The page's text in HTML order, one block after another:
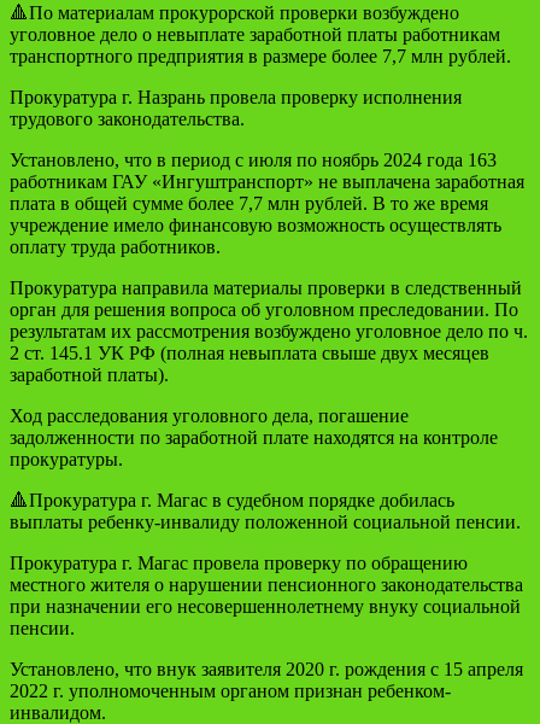
🔺По материалам прокурорской проверки возбуждено
уголовное дело о невыплате заработной платы работникам
транспортного предприятия в размере более 7,7 млн рублей.
Прокуратура г. Назрань провела проверку исполнения
трудового законодательства.
Установлено, что в период с июля по ноябрь 2024 года 163
работникам ГАУ «Ингуштранспорт» не выплачена заработная
плата в общей сумме более 7,7 млн рублей. В то же время
учреждение имело финансовую возможность осуществлять
оплату труда работников.
Прокуратура направила материалы проверки в следственный
орган для решения вопроса об уголовном преследовании. По
результатам их рассмотрения возбуждено уголовное дело по ч.
2 ст. 145.1 УК РФ (полная невыплата свыше двух месяцев
заработной платы).
Ход расследования уголовного дела, погашение
задолженности по заработной плате находятся на контроле
прокуратуры.
🔺Прокуратура г. Магас в судебном порядке добилась
выплаты ребенку-инвалиду положенной социальной пенсии.
Прокуратура г. Магас провела проверку по обращению
местного жителя о нарушении пенсионного законодательства
при назначении его несовершеннолетнему внуку социальной
пенсии.
Установлено, что внук заявителя 2020 г. рождения с 15 апреля
2022 г. уполномоченным органом признан ребенком-
инвалидом.